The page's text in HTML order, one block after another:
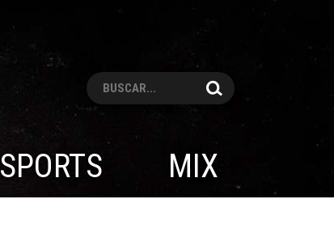
Pesquisar
SPORTS MIX